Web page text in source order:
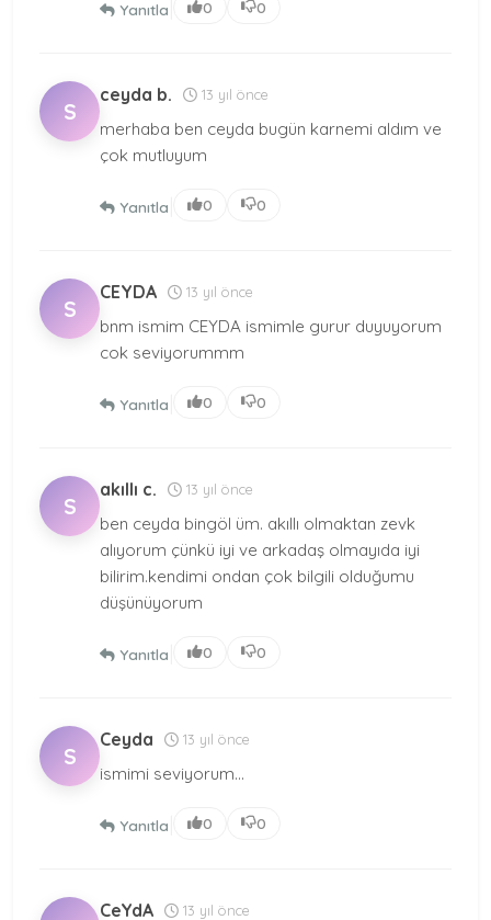
Yanıtla 0 0
S
ceyda b. 13 yıl önce
merhaba ben ceyda bugün karnemi aldım ve
çok mutluyum
Yanıtla 0 0
S
CEYDA 13 yıl önce
bnm ismim CEYDA ismimle gurur duyuyorum
cok seviyorummm
Yanıtla 0 0
S
akıllı c. 13 yıl önce
ben ceyda bingöl üm. akıllı olmaktan zevk
alıyorum çünkü iyi ve arkadaş olmayıda iyi
bilirim.kendimi ondan çok bilgili olduğumu
düşünüyorum
Yanıtla 0 0
S
Ceyda 13 yıl önce
ismimi seviyorum...
Yanıtla 0 0
CeYdA 13 yıl önce